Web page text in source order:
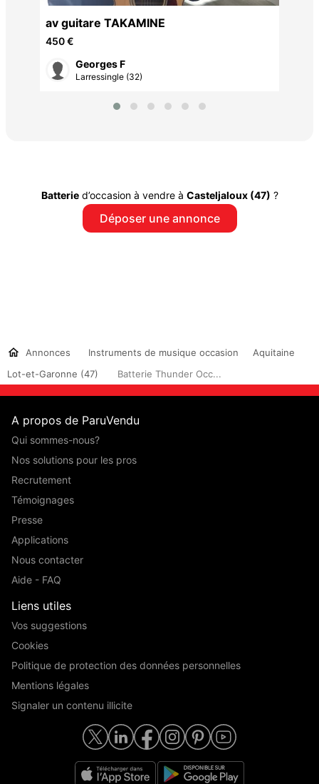
av guitare TAKAMINE
450 €
Georges F
Larressingle (32)
Batteried’occasion à vendre à Casteljaloux (47) ?
Déposer une annonce
Annonces Instruments de musique occasion
Aquitaine
Lot-et-Garonne (47)
Batterie Thunder Occ...
A propos de ParuVendu
Qui sommes-nous?
Nos solutions pour les pros
Recrutement
Témoignages
Presse
Applications
Nous contacter
Aide - FAQ
Liens utiles
Vos suggestions
Cookies
Politique de protection des données personnelles
Mentions légales
Signaler un contenu illicite